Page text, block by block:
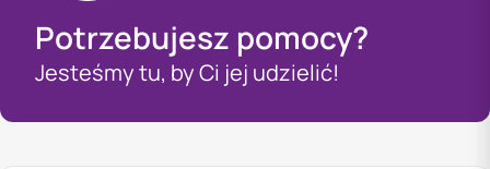
Potrzebujesz pomocy?
Jesteśmy tu, by Ci jej udzielić!